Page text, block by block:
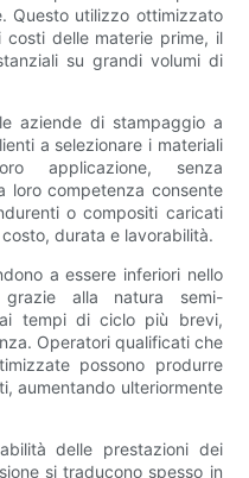
Questo utilizzo ottimizzato
delle materie prime, il
su grandi volumi di
aziende di stampaggio a
a selezionare i materiali
applicazione, senza
loro competenza consente
o compositi caricati
durata e lavorabilità.
a essere inferiori nello
grazie alla natura semi-
tempi di ciclo più brevi,
Operatori qualificati che
possono produrre
aumentando ulteriormente
delle prestazioni dei
si traducono spesso in